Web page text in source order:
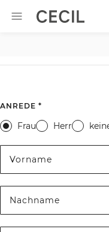
ANREDE *
Frau Herr
Vorname
Nachname